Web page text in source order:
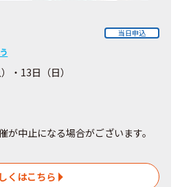
当日申込
・13日（日）
中止になる場合がございます。
くはこちら